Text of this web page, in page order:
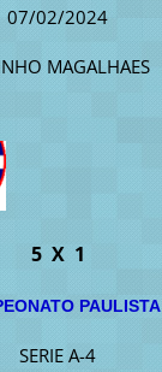
07/02/2024
MAGALHAES
5 X 1
PAULISTA
SERIE A-4